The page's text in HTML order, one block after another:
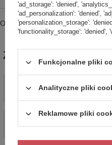
OPINIE
ZABIERZ JESZCZE
86,99 zł / szt.
Portfel antykradzieżowy
'ad_storage': 'denied',
'ad_personalization': 'denied',
'personalization_storage':
'functionality_storage': 'denied',
Funkcjonalne pliki
Analityczne pliki
Reklamowe pliki